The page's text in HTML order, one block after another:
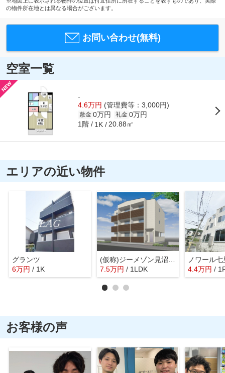
の物件所在地とは異なる場合がございます。
お問い合わせ(無料)
空室一覧
-
4.6万円 (管理費等：3,000円)
敷金 0万円 礼金 0万円
1階 1K 20.88㎡
エリアの近い物件
グランツ
6万円 / 1K
7.5万円 / 1LDK
ノワール七
4.4万円 /
お客様の声